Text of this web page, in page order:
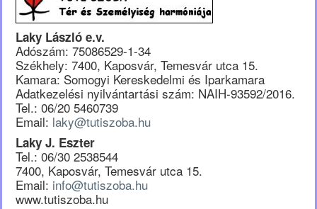
Laky László e.v.
Adószám: 75086529-1-34
Székhely: 7400, Kaposvár, Temesvár utca 15.
Kamara: Somogyi Kereskedelmi és Iparkamara
Adatkezelési nyilvántartási szám: NAIH-93592/2016.
Tel.: 06/20 5460739
Email: laky@tutiszoba.hu
Laky J. Eszter
Tel.: 06/30 2538544
7400, Kaposvár, Temesvár utca 15.
Email: info@tutiszoba.hu
www.tutiszoba.hu